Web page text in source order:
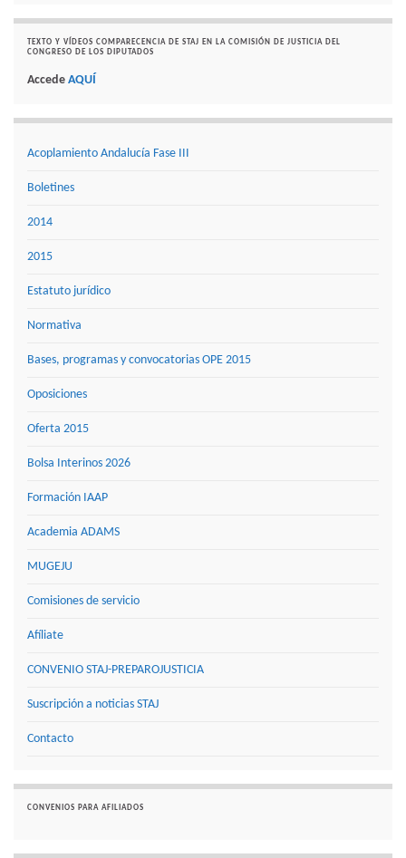
TEXTO Y VÍDEOS COMPARECENCIA DE STAJ EN LA COMISIÓN DE JUSTICIA DEL
CONGRESO DE LOS DIPUTADOS
Accede AQUÍ
Acoplamiento Andalucía Fase III
Boletines
2014
2015
Estatuto jurídico
Normativa
Bases, programas y convocatorias OPE 2015
Oposiciones
Oferta 2015
Bolsa Interinos 2026
Formación IAAP
Academia ADAMS
MUGEJU
Comisiones de servicio
Afíliate
CONVENIO STAJ-PREPAROJUSTICIA
Suscripción a noticias STAJ
Contacto
CONVENIOS PARA AFILIADOS